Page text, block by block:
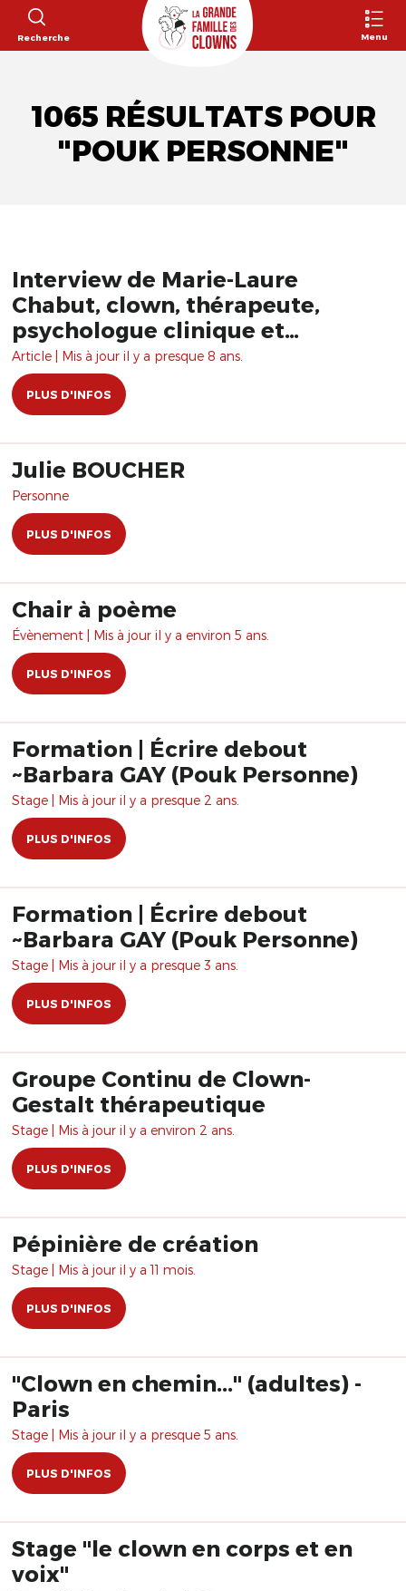
Recherche Menu
1065 RÉSULTATS POUR
"POUK PERSONNE"
Interview de Marie-Laure
Chabut, clown, thérapeute,
psychologue clinique et
psychanalyste
Article | Mis à jour il y a presque 8 ans.
PLUS D'INFOS
Julie BOUCHER
Personne
PLUS D'INFOS
Chair à poème
Évènement | Mis à jour il y a environ 5 ans.
PLUS D'INFOS
Formation | Écrire debout
~Barbara GAY (Pouk Personne)
Stage | Mis à jour il y a presque 2 ans.
PLUS D'INFOS
Formation | Écrire debout
~Barbara GAY (Pouk Personne)
Stage | Mis à jour il y a presque 3 ans.
PLUS D'INFOS
Groupe Continu de Clown-
Gestalt thérapeutique
Stage | Mis à jour il y a environ 2 ans.
PLUS D'INFOS
Pépinière de création
Stage | Mis à jour il y a 11 mois.
PLUS D'INFOS
"Clown en chemin..." (adultes) -
Paris
Stage | Mis à jour il y a presque 5 ans.
PLUS D'INFOS
Stage "le clown en corps et en
voix"